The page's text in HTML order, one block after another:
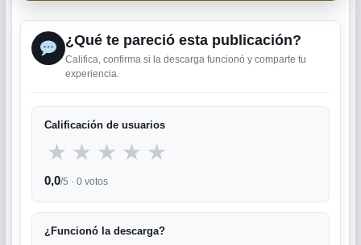
¿Qué te pareció esta publicación?
Califica, confirma si la descarga funcionó y comparte tu
experiencia.
Calificación de usuarios
★ ★ ★ ★ ★
0,0/5 · 0 votos
¿Funcionó la descarga?